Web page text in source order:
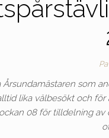
Årsundamästaren som
lika välbesökt och
08 för tilldelning